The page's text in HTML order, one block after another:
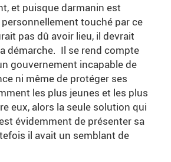
et puisque darmanin est
touché par ce
pas dû avoir lieu, il devrait
démarche. Il se rend compte
gouvernement incapable de
ni même de protéger ses
les plus jeunes et les plus
eux, alors la seule solution qui
évidemment de présenter sa
il avait un semblant de